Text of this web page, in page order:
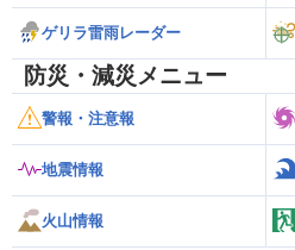
ゲリラ雷雨レーダー
防災・減災メニュー
警報・注意報
地震情報
火山情報